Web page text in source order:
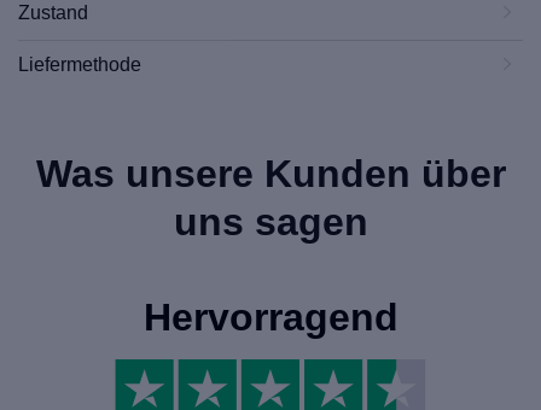
Zustand
Liefermethode
Was unsere Kunden über
uns sagen
Hervorragend